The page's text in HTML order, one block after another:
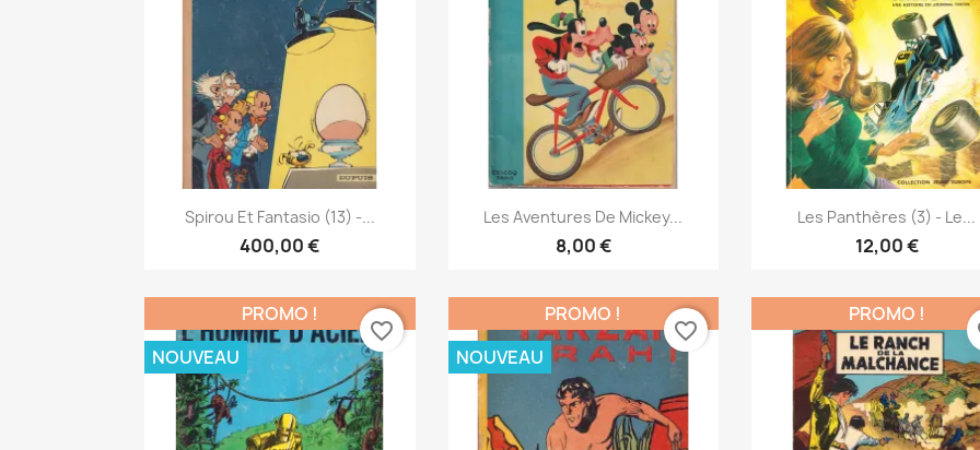
Aperçu rapide
Spirou Et Fantasio (13) -...
400,00 €
Aperçu rapide
Les Aventures De Mickey...
8,00 €
Aperçu rapide
Les Panthères (3) - Le...
12,00 €
PROMO !
NOUVEAU
favorite_border
PROMO !
NOUVEAU
favorite_border
PROMO !